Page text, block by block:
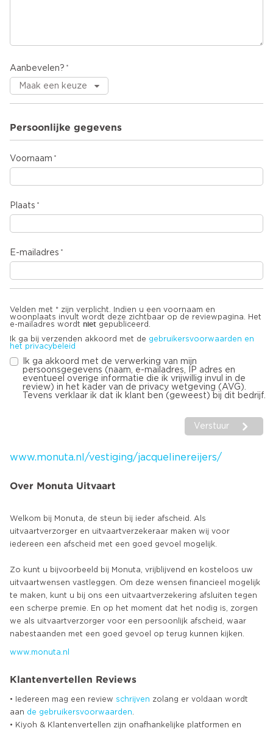
Aanbevelen?
Persoonlijke gegevens
Voornaam
Plaats
E-mailadres
Velden met * zijn verplicht. Indien u een voornaam en
woonplaats invult wordt deze zichtbaar op de reviewpagina. Het
e-mailadres wordt niet gepubliceerd.
Ik ga bij verzenden akkoord met de gebruikersvoorwaarden en
het privacybeleid
Ik ga akkoord met de verwerking van mijn
persoonsgegevens (naam, e-mailadres, IP adres en
eventueel overige informatie die ik vrijwillig invul in de
review) in het kader van de privacy wetgeving (AVG).
Tevens verklaar ik dat ik klant ben (geweest) bij dit bedrijf.
Verstuur
www.monuta.nl/vestiging/jacquelinereijers/
Over Monuta Uitvaart
Welkom bij Monuta, de steun bij ieder afscheid. Als
uitvaartverzorger en uitvaartverzekeraar maken wij voor
iedereen een afscheid met een goed gevoel mogelijk.
Zo kunt u bijvoorbeeld bij Monuta, vrijblijvend en kosteloos uw
uitvaartwensen vastleggen. Om deze wensen financieel mogelijk
te maken, kunt u bij ons een uitvaartverzekering afsluiten tegen
een scherpe premie. En op het moment dat het nodig is, zorgen
we als uitvaartverzorger voor een persoonlijk afscheid, waar
www.monuta.nl
Klantenvertellen Reviews
• Iedereen mag een review schrijven zolang er voldaan wordt
aan de gebruikersvoorwaarden
• Kiyoh & Klantenvertellen zijn onafhankelijke platformen en